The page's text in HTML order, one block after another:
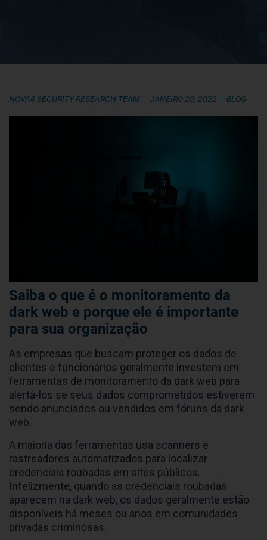
NOVA8 SECURITY RESEARCH TEAM JANEIRO 20, 2022 BLOG
Saiba o que é o monitoramento da
dark web e porque ele é importante
para sua organização
As empresas que buscam proteger os dados de
clientes e funcionários geralmente investem em
ferramentas de monitoramento da dark web para
alertá-los se seus dados comprometidos estiverem
sendo anunciados ou vendidos em fóruns da dark
web.
A maioria das ferramentas usa scanners e
rastreadores automatizados para localizar
credenciais roubadas em sites públicos.
Infelizmente, quando as credenciais roubadas
aparecem na dark web, os dados geralmente estão
disponíveis há meses ou anos em comunidades
privadas criminosas.